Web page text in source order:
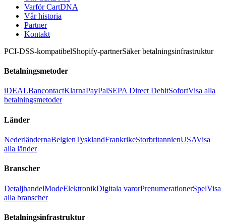
Varför CartDNA
Vår historia
Partner
Kontakt
PCI-DSS-kompatibelShopify-partnerSäker betalningsinfrastruktur
Betalningsmetoder
iDEALBancontactKlarnaPayPalSEPA Direct DebitSofortVisa alla
betalningsmetoder
Länder
NederländernaBelgienTysklandFrankrikeStorbritannienUSAVisa
alla länder
Branscher
DetaljhandelModeElektronikDigitala varorPrenumerationerSpelVisa
alla branscher
Betalningsinfrastruktur